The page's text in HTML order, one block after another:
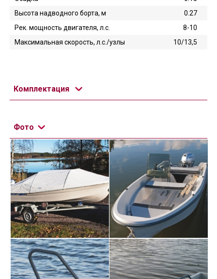
Высота надводного борта, м
0.27
Рек. мощность двигателя, л.с.
8-10
Максимальная скорость, л.с./узлы
10/13,5
Комплектация
Фото